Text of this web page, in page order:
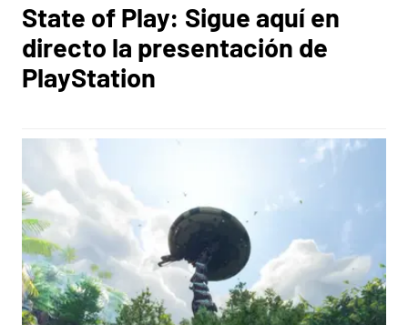
State of Play: Sigue aquí en
directo la presentación de
PlayStation